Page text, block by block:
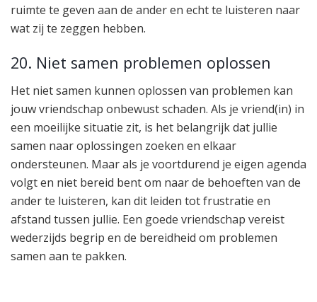
ruimte te geven aan de ander en echt te luisteren naar
wat zij te zeggen hebben.
20. Niet samen problemen oplossen
Het niet samen kunnen oplossen van problemen kan
jouw vriendschap onbewust schaden. Als je vriend(in) in
een moeilijke situatie zit, is het belangrijk dat jullie
samen naar oplossingen zoeken en elkaar
ondersteunen. Maar als je voortdurend je eigen agenda
volgt en niet bereid bent om naar de behoeften van de
ander te luisteren, kan dit leiden tot frustratie en
afstand tussen jullie. Een goede vriendschap vereist
wederzijds begrip en de bereidheid om problemen
samen aan te pakken.